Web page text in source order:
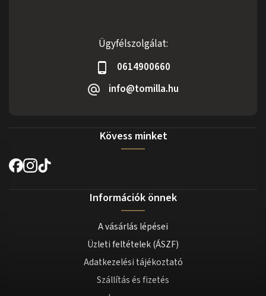
Ügyfélszolgálat:
0614900660
info@tomilla.hu
Kövess minket
Információk önnek
A vásárlás lépései
Üzleti feltételek (ÁSZF)
Adatkezelési tájékoztató
Szállítás és fizetés